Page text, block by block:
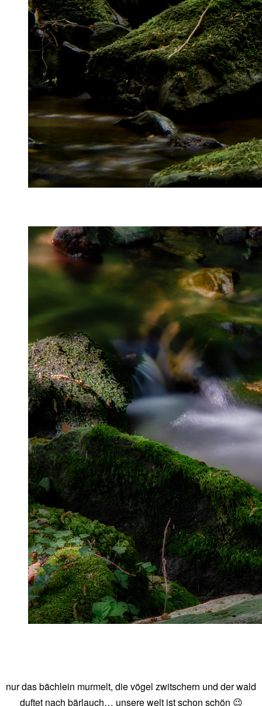
nur das bächlein murmelt, die vögel zwitschern und der wald
duftet nach bärlauch… unsere welt ist schon schön 😉